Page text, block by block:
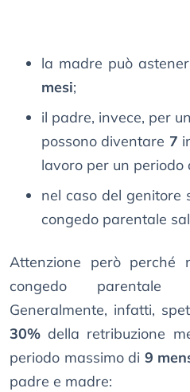
la madre può
mesi;
il padre, invece, per
possono diventare 7
lavoro per un periodo
nel caso del genitore
congedo parentale
Attenzione però
congedo parentale
Generalmente, infatti,
30% della retribuzione
periodo massimo di 9
padre e madre: